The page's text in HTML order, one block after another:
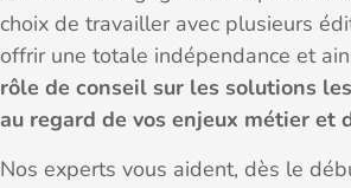
choix de travailler avec plusieurs
offrir une totale indépendance et
rôle de conseil sur les solutions
au regard de vos enjeux métier et
Nos experts vous aident, dès le